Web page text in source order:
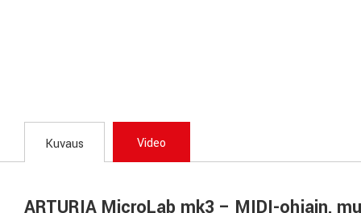
Kuvaus Video
ARTURIA MicroLab mk3 – MIDI-ohjain,